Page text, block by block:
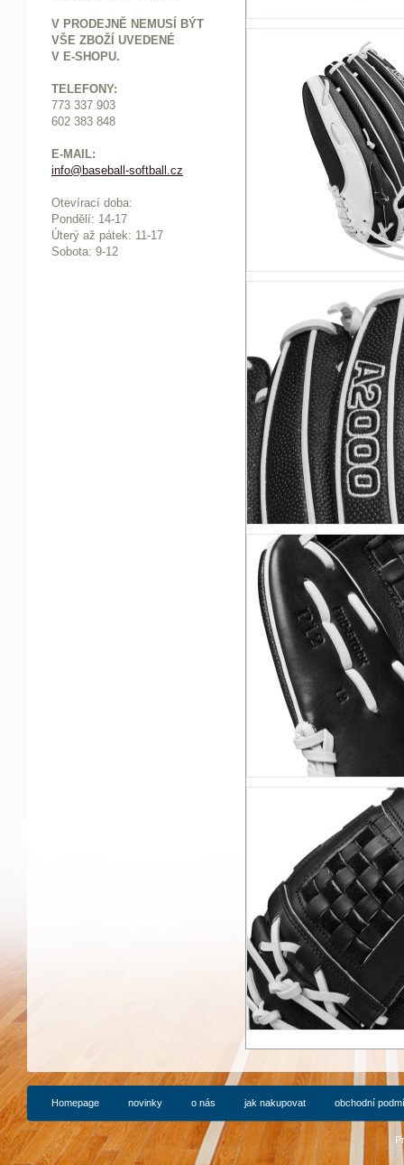
V PRODEJNĚ NEMUSÍ BÝT
VŠE ZBOŽÍ UVEDENÉ
V E-SHOPU.
TELEFONY:
773 337 903
602 383 848
E-MAIL:
info@baseball-softball.cz
Otevírací doba:
Pondělí: 14-17
Úterý až pátek: 11-17
Sobota: 9-12
Homepage novinky o nás jak nakupovat obchodní